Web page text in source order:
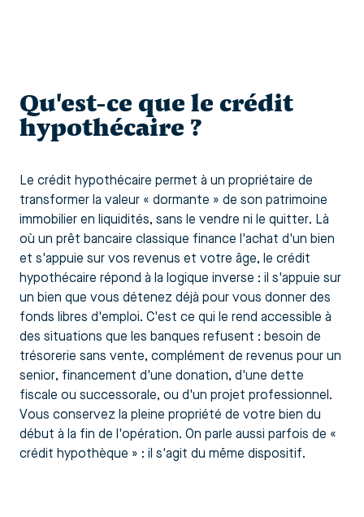
Qu'est-ce que le crédit
hypothécaire ?
Le crédit hypothécaire permet à un propriétaire de
transformer la valeur « dormante » de son patrimoine
immobilier en liquidités, sans le vendre ni le quitter. Là
où un prêt bancaire classique finance l'achat d'un bien
et s'appuie sur vos revenus et votre âge, le crédit
hypothécaire répond à la logique inverse : il s'appuie sur
un bien que vous détenez déjà pour vous donner des
fonds libres d'emploi. C'est ce qui le rend accessible à
des situations que les banques refusent : besoin de
trésorerie sans vente, complément de revenus pour un
senior, financement d'une donation, d'une dette
fiscale ou successorale, ou d'un projet professionnel.
Vous conservez la pleine propriété de votre bien du
début à la fin de l'opération. On parle aussi parfois de «
crédit hypothèque » : il s'agit du même dispositif.